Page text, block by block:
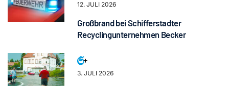
12. JULI 2026
Großbrand bei Schifferstadter
Recyclingunternehmen Becker
3. JULI 2026